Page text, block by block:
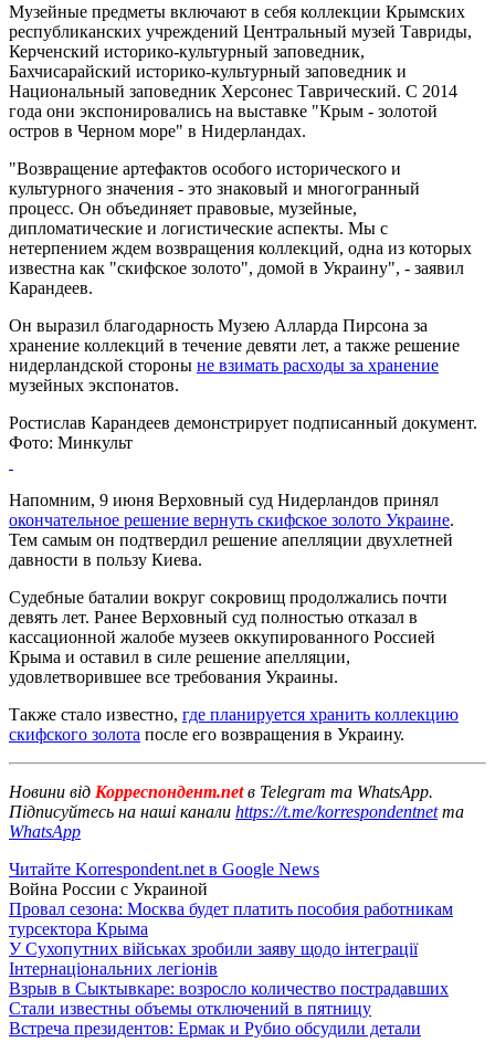
Музейные предметы включают в себя коллекции Крымских
республиканских учреждений Центральный музей Тавриды,
Керченский историко-культурный заповедник,
Бахчисарайский историко-культурный заповедник и
Национальный заповедник Херсонес Таврический. С 2014
года они экспонировались на выставке "Крым - золотой
остров в Черном море" в Нидерландах.
"Возвращение артефактов особого исторического и
культурного значения - это знаковый и многогранный
процесс. Он объединяет правовые, музейные,
дипломатические и логистические аспекты. Мы с
нетерпением ждем возвращения коллекций, одна из которых
известна как "скифское золото", домой в Украину", - заявил
Карандеев.
Он выразил благодарность Музею Алларда Пирсона за
хранение коллекций в течение девяти лет, а также решение
нидерландской стороны не взимать расходы за хранение
музейных экспонатов.
Ростислав Карандеев демонстрирует подписанный документ.
Фото: Минкульт
Напомним, 9 июня Верховный суд Нидерландов принял
окончательное решение вернуть скифское золото Украине.
Тем самым он подтвердил решение апелляции двухлетней
давности в пользу Киева.
Судебные баталии вокруг сокровищ продолжались почти
девять лет. Ранее Верховный суд полностью отказал в
кассационной жалобе музеев оккупированного Россией
Крыма и оставил в силе решение апелляции,
удовлетворившее все требования Украины.
Также стало известно, где планируется хранить коллекцию
скифского золота после его возвращения в Украину.
Новини від Корреспондент.netв Telegram та WhatsApp.
Підписуйтесь на наші канали https://t.me/korrespondentnetта
WhatsApp
Читайте Korrespondent.net в Google News
Война России с Украиной
Провал сезона: Москва будет платить пособия работникам
турсектора Крыма
У Сухопутних військах зробили заяву щодо інтеграції
Інтернаціональних легіонів
Взрыв в Сыктывкаре: возросло количество пострадавших
Стали известны объемы отключений в пятницу
Встреча президентов: Ермак и Рубио обсудили детали